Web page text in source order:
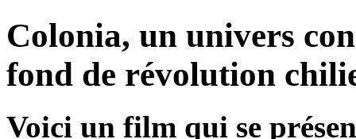
Colonia, un univers
fond de révolution
Voici un film qui se